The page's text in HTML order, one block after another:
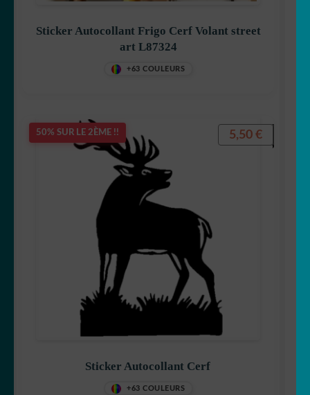
Sticker Autocollant Frigo Cerf Volant street
art L87324
+63 COULEURS
50% SUR LE 2ÈME !!
Sticker Autocollant Cerf
+63 COULEURS
5,50 €